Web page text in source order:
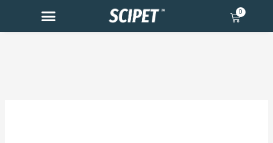
0
Cart